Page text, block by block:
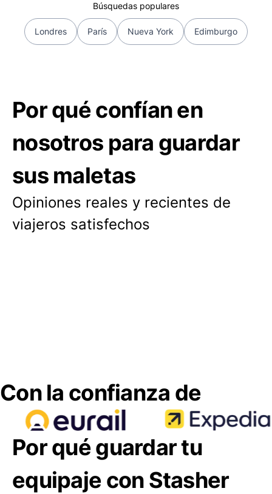
Búsquedas populares
Londres París Nueva York Edimburgo
Por qué confían en
nosotros para guardar
sus maletas
Opiniones reales y recientes de
viajeros satisfechos
Con la confianza de
Por qué guardar tu
equipaje con Stasher